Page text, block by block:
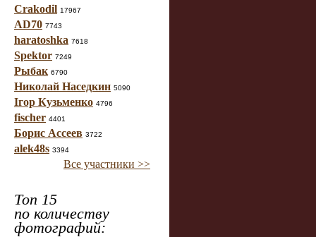
Crakodil 17967
AD70 7743
haratoshka 7618
Spektor 7249
Рыбак 6790
Николай Наседкин 5090
Ігор Кузьменко 4796
fischer 4401
Борис Ассеев 3722
alek48s 3394
Все участники >>
Топ 15
по количеству
фотографий: